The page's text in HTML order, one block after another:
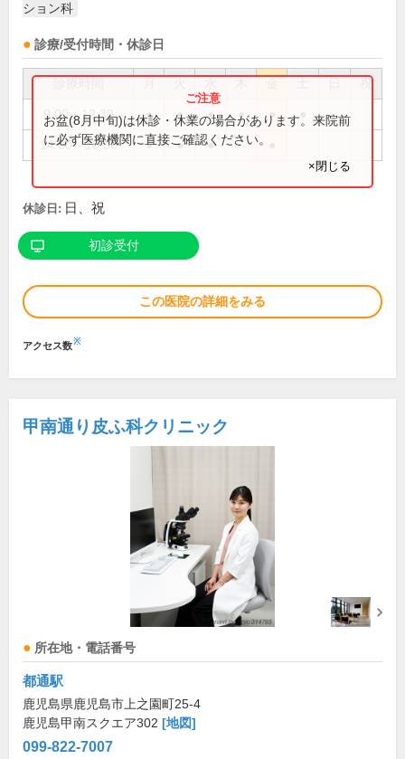
ション科
診療/受付時間・休診日
祝
9:00～12:30 ● ● ● ● ●
14:00～18:00 ● ● ●
お盆(8月中旬)は休診・休業の場合があります。来院前
に必ず医療機関に直接ご確認ください。
×閉じる
休診日: 日、祝
初診受付
この医院の詳細をみる
アクセス数※
甲南通り皮ふ科クリニック
所在地・電話番号
都通駅
鹿児島県鹿児島市上之園町25-4
鹿児島甲南スクエア302 [地図]
099-822-7007